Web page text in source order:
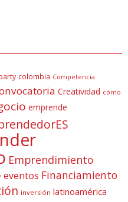
colombia Competencia
Creatividad cómo
emprende
Emprendimiento
eventos Financiamiento
inversión latinoamérica